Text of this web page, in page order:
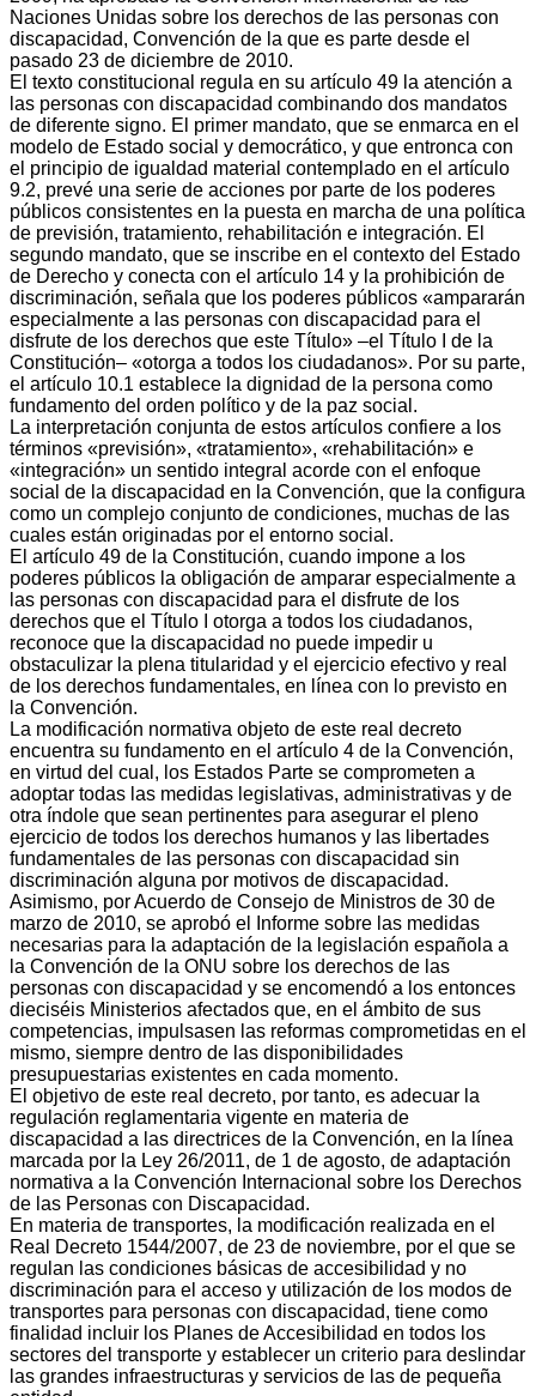
Naciones Unidas sobre los derechos de las personas con
discapacidad, Convención de la que es parte desde el
pasado 23 de diciembre de 2010.
El texto constitucional regula en su artículo 49 la atención a
las personas con discapacidad combinando dos mandatos
de diferente signo. El primer mandato, que se enmarca en el
modelo de Estado social y democrático, y que entronca con
el principio de igualdad material contemplado en el artículo
9.2, prevé una serie de acciones por parte de los poderes
públicos consistentes en la puesta en marcha de una política
de previsión, tratamiento, rehabilitación e integración. El
segundo mandato, que se inscribe en el contexto del Estado
de Derecho y conecta con el artículo 14 y la prohibición de
discriminación, señala que los poderes públicos «ampararán
especialmente a las personas con discapacidad para el
disfrute de los derechos que este Título» –el Título I de la
Constitución– «otorga a todos los ciudadanos». Por su parte,
el artículo 10.1 establece la dignidad de la persona como
fundamento del orden político y de la paz social.
La interpretación conjunta de estos artículos confiere a los
términos «previsión», «tratamiento», «rehabilitación» e
«integración» un sentido integral acorde con el enfoque
social de la discapacidad en la Convención, que la configura
como un complejo conjunto de condiciones, muchas de las
cuales están originadas por el entorno social.
El artículo 49 de la Constitución, cuando impone a los
poderes públicos la obligación de amparar especialmente a
las personas con discapacidad para el disfrute de los
derechos que el Título I otorga a todos los ciudadanos,
reconoce que la discapacidad no puede impedir u
obstaculizar la plena titularidad y el ejercicio efectivo y real
de los derechos fundamentales, en línea con lo previsto en
la Convención.
La modificación normativa objeto de este real decreto
encuentra su fundamento en el artículo 4 de la Convención,
en virtud del cual, los Estados Parte se comprometen a
adoptar todas las medidas legislativas, administrativas y de
otra índole que sean pertinentes para asegurar el pleno
ejercicio de todos los derechos humanos y las libertades
fundamentales de las personas con discapacidad sin
discriminación alguna por motivos de discapacidad.
Asimismo, por Acuerdo de Consejo de Ministros de 30 de
marzo de 2010, se aprobó el Informe sobre las medidas
necesarias para la adaptación de la legislación española a
la Convención de la ONU sobre los derechos de las
personas con discapacidad y se encomendó a los entonces
dieciséis Ministerios afectados que, en el ámbito de sus
competencias, impulsasen las reformas comprometidas en el
mismo, siempre dentro de las disponibilidades
presupuestarias existentes en cada momento.
El objetivo de este real decreto, por tanto, es adecuar la
regulación reglamentaria vigente en materia de
discapacidad a las directrices de la Convención, en la línea
marcada por la Ley 26/2011, de 1 de agosto, de adaptación
normativa a la Convención Internacional sobre los Derechos
de las Personas con Discapacidad.
En materia de transportes, la modificación realizada en el
Real Decreto 1544/2007, de 23 de noviembre, por el que se
regulan las condiciones básicas de accesibilidad y no
discriminación para el acceso y utilización de los modos de
transportes para personas con discapacidad, tiene como
finalidad incluir los Planes de Accesibilidad en todos los
sectores del transporte y establecer un criterio para deslindar
las grandes infraestructuras y servicios de las de pequeña